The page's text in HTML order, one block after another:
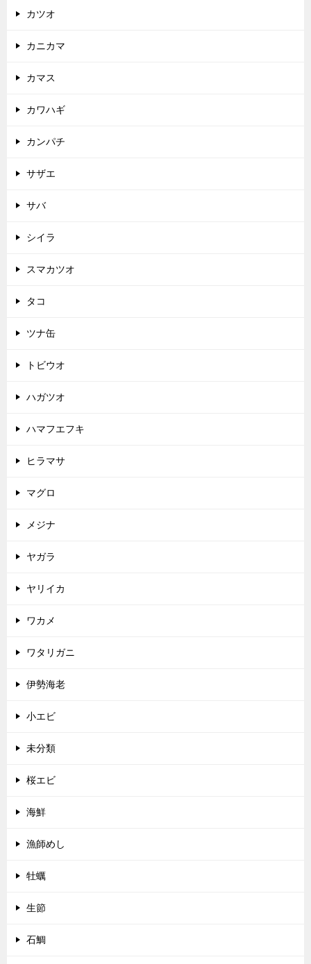
カツオ
カニカマ
カマス
カワハギ
カンパチ
サザエ
サバ
シイラ
スマカツオ
タコ
ツナ缶
トビウオ
ハガツオ
ハマフエフキ
ヒラマサ
マグロ
メジナ
ヤガラ
ヤリイカ
ワカメ
ワタリガニ
伊勢海老
小エビ
未分類
桜エビ
海鮮
漁師めし
牡蠣
生節
石鯛